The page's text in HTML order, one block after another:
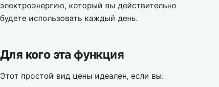
электроэнергию, который вы действительно
будете использовать каждый день.
Для кого эта функция
Этот простой вид цены идеален, если вы: